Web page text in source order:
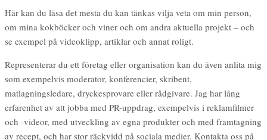
Här kan du läsa det mesta du kan tänkas vilja veta om min person,
om mina kokböcker och viner och om andra aktuella projekt – och
se exempel på videoklipp, artiklar och annat roligt.
Representerar du ett företag eller organisation kan du även anlita mig
som exempelvis moderator, konferencier, skribent,
matlagningsledare, dryckesprovare eller rådgivare. Jag har lång
erfarenhet av att jobba med PR-uppdrag, exempelvis i reklamfilmer
och -videor, med utveckling av egna produkter och med framtagning
av recept, och har stor räckvidd på sociala medier. Kontakta oss på